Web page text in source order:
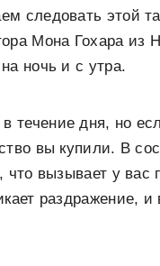
следовать этой
Мона Гохара из
ночь и с утра.
в течение дня, но
вы купили. В
вызывает у вас
раздражение, и